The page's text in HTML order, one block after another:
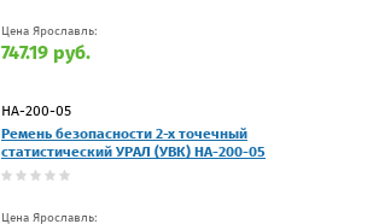
Цена Ярославль:
747.19 руб.
НА-200-05
Ремень безопасности 2-х точечный
статистический УРАЛ (УВК) НА-200-05
Цена Ярославль: